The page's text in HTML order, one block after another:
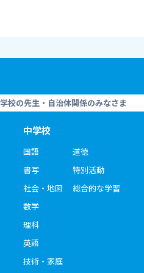
学校の先生・自治体関係のみなさま
中学校
国語
書写
社会・地図
数学
理科
英語
技術・家庭
道徳
特別活動
総合的な学習